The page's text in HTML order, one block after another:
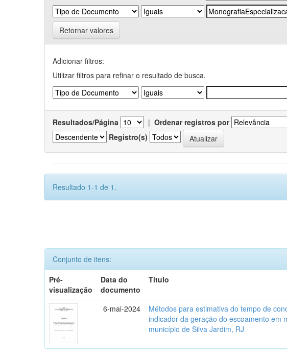
Retornar valores
Adicionar filtros:
Utilizar filtros para refinar o resultado de busca.
Resultados/Página | Ordenar registros por
Registro(s)
Resultado 1-1 de 1.
Conjunto de itens:
Pré-
visualização
Data do
documento
Título
6-mai-2024
Métodos para estimativa do tempo de
indicador da geração do escoamento em
município de Silva Jardim, RJ